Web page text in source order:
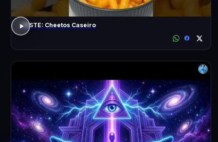
TESTE: Cheetos Caseiro